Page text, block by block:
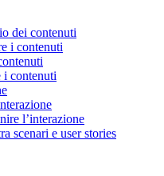
dei contenuti
i contenuti
i contenuti
l’interazione
scenari e user stories